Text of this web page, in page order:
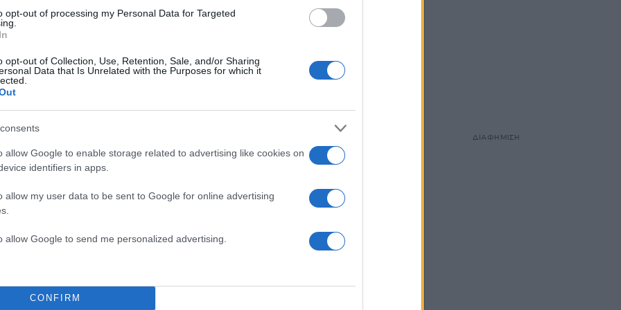
opt-out of processing my Personal Data for Targeted
opt-out of Collection, Use, Retention, Sale, and/or Sharing
Data that Is Unrelated with the Purposes for which it
allow Google to enable storage related to advertising like cookies on
identifiers in apps.
allow my user data to be sent to Google for online advertising
allow Google to send me personalized advertising.
CONFIRM
όταν η είδηση πως μία γυναίκα 34 ετών δέχτηκε
πηγαίνοντας στη δουλειά της στην
καθώς το θύμα της επίθεσης υπέστη σοβαρή
ΔΙΑΦΗΜΙΣΗ
ΔΙΑΦΗΜΙΣΗ